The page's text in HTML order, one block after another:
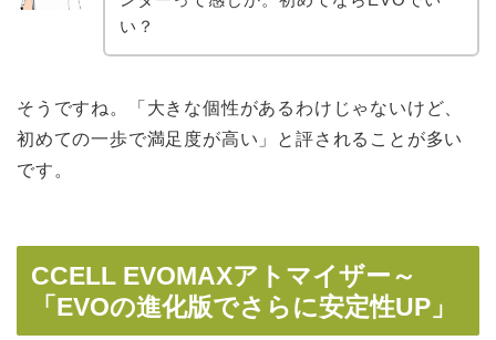
い？
そうですね。「大きな個性があるわけじゃないけど、
初めての一歩で満足度が高い」と評されることが多い
です。
CCELL EVOMAXアトマイザー～
「EVOの進化版でさらに安定性UP」